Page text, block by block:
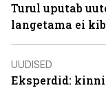
Turul uputab
langetama ei
UUDISED
Eksperdid: